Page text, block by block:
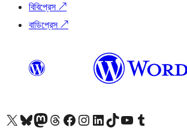
বিবিপ্রেস ↗
বাডিপ্রেস ↗
আমাদের X (আগের টুইটার) অ্যাকাউন্টে যানআমাদের Bluesky অ্যাকাউন্টটি দেখুনআমাদের মাস্টোডন অ্যাকাউন্টটি দেখুনআমাদের থ্রেডস অ্যাকাউন্টটি দেখুনআমাদের ফেসবুক পেজ দেখুনআমাদের ইন্সটাগ্রাম অ্যাকাউন্ট দেখুনআমাদের লিঙ্কডইন অ্যাকাউন্টে যানআমাদের TikTok অ্যাকাউন্টটি দেখুনআমাদের ইউটিউব চ্যানেলে যান আমাদের টাম্বলার অ্যাকাউন্ট দেখুন